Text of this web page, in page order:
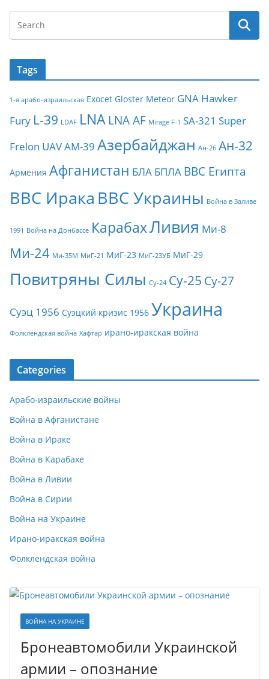
Tags
1-я арабо-израильская Exocet Gloster Meteor GNA Hawker
Fury L-39 LDAF LNA LNA AF Mirage F-1 SA-321 Super
Frelon UAVАМ-39 Азербайджан Ан-26 Ан-32
Армения Афганистан БЛА БПЛА ВВС Египта
ВВС Ирака ВВС Украины Война в Заливе
1991 Война на Донбассе КарабахЛивия Ми-8
Ми-24 Ми-35М МиГ-21 МиГ-23 МиГ-23УБ МиГ-29
Повитряны Силы Су-24 Су-25 Су-27
Суэц 1956 Суэцкий кризис 1956 Украина
Фолклендская война Хафтар ирано-иракская война
Categories
Арабо-израильские войны
Война в Афганистане
Война в Ираке
Война в Карабахе
Война в Ливии
Война в Сирии
Война на Украине
Ирано-иракская война
Фолклендская война
ВОЙНА НА УКРАИНЕ
Бронеавтомобили Украинской
армии – опознание